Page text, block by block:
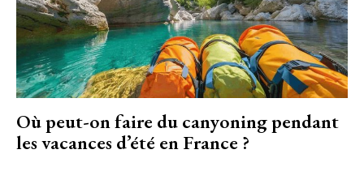
Où peut-on faire du canyoning pendant
les vacances d’été en France ?